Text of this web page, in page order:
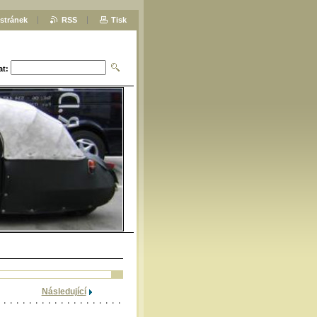
Následující
RSS Tisk